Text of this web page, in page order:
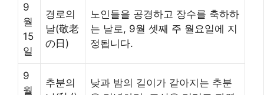
9
월
15
일
경로의
날(敬老
の日)
노인들을 공경하고 장수를 축하하
는 날로, 9월 셋째 주 월요일에 지
정됩니다.
9
월
추분의
낮과 밤의 길이가 같아지는 추분